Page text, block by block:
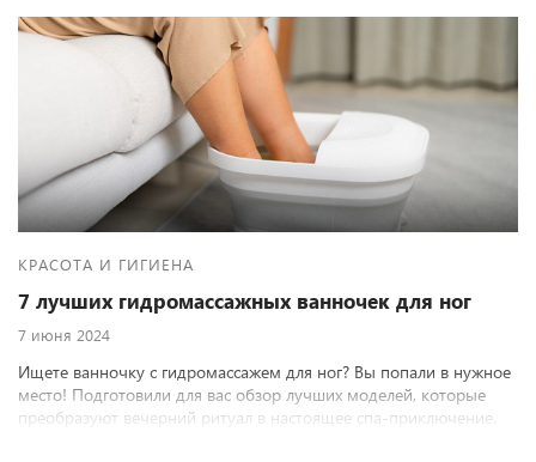
КРАСОТА И ГИГИЕНА
7 лучших гидромассажных ванночек для ног
7 июня 2024
Ищете ванночку с гидромассажем для ног? Вы попали в нужное
место! Подготовили для вас обзор лучших моделей, которые
преобразуют вечерний ритуал в настоящее спа-приключение.